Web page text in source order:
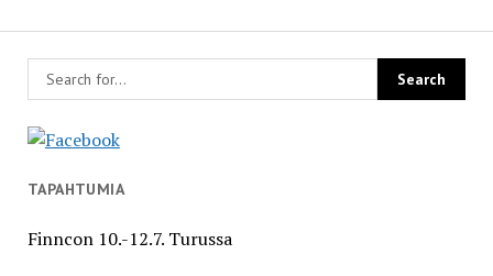
TAPAHTUMIA
Finncon 10.-12.7. Turussa